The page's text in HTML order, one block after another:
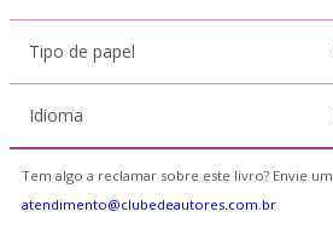
Tipo de papel
Idioma
Tem algo a reclamar sobre este livro? Envie
atendimento@clubedeautores.com.br